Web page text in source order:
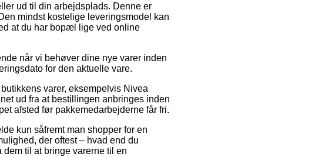
ud til din arbejdsplads. Denne er
mindst kostelige leveringsmodel kan
at du har bopæl lige ved online
når vi behøver dine nye varer inden
for den aktuelle vare.
varer, eksempelvis Nivea
ud fra at bestillingen anbringes inden
afsted før pakkemedarbejderne får fri.
kun såfremt man shopper for en
der oftest – hvad end du
til at bringe varerne til en